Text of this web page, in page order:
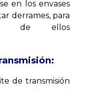
en los envases
derrames, para
de ellos
de transmisión